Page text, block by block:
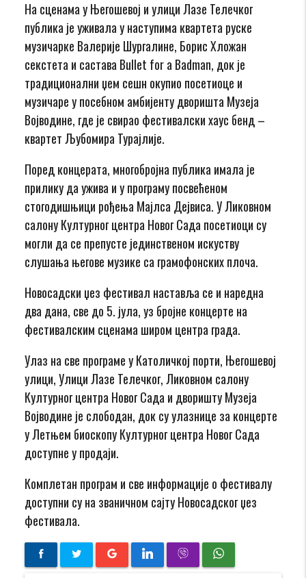
На сценама у Његошевој и улици Лазе Телечког
публика је уживала у наступима квартета руске
музичарке Валерије Шургалине, Борис Хложан
секстета и састава Bullet for a Badman, док је
традиционални џем сешн окупио посетиоце и
музичаре у посебном амбијенту дворишта Музеја
Војводине, где је свирао фестивалски хаус бенд –
квартет Љубомира Турајлије.
Поред концерата, многобројна публика имала је
прилику да ужива и у програму посвећеном
стогодишњици рођења Мајлса Дејвиса. У Ликовном
салону Културног центра Новог Сада посетиоци су
могли да се препусте јединственом искуству
слушања његове музике са грамофонских плоча.
Новосадски џез фестивал наставља се и наредна
два дана, све до 5. јула, уз бројне концерте на
фестивалским сценама широм центра града.
Улаз на све програме у Католичкој порти, Његошевој
улици, Улици Лазе Телечког, Ликовном салону
Културног центра Новог Сада и дворишту Музеја
Војводине је слободан, док су улазнице за концерте
у Летњем биоскопу Културног центра Новог Сада
доступне у продаји.
Комплетан програм и све информације о фестивалу
доступни су на званичном сајту Новосадског џез
фестивала.